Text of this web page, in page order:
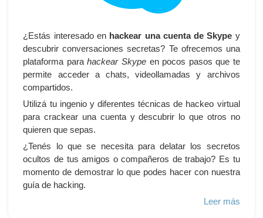
¿Estás interesado en hackear una cuenta de Skype y
descubrir conversaciones secretas? Te ofrecemos una
plataforma parahackear Skypeen pocos pasos que te
permite acceder a chats, videollamadas y archivos
compartidos.
Utilizá tu ingenio y diferentes técnicas de hackeo virtual
para crackear una cuenta y descubrir lo que otros no
quieren que sepas.
¿Tenés lo que se necesita para delatar los secretos
ocultos de tus amigos o compañeros de trabajo? Es tu
momento de demostrar lo que podes hacer con nuestra
guía de hacking.
Leer más